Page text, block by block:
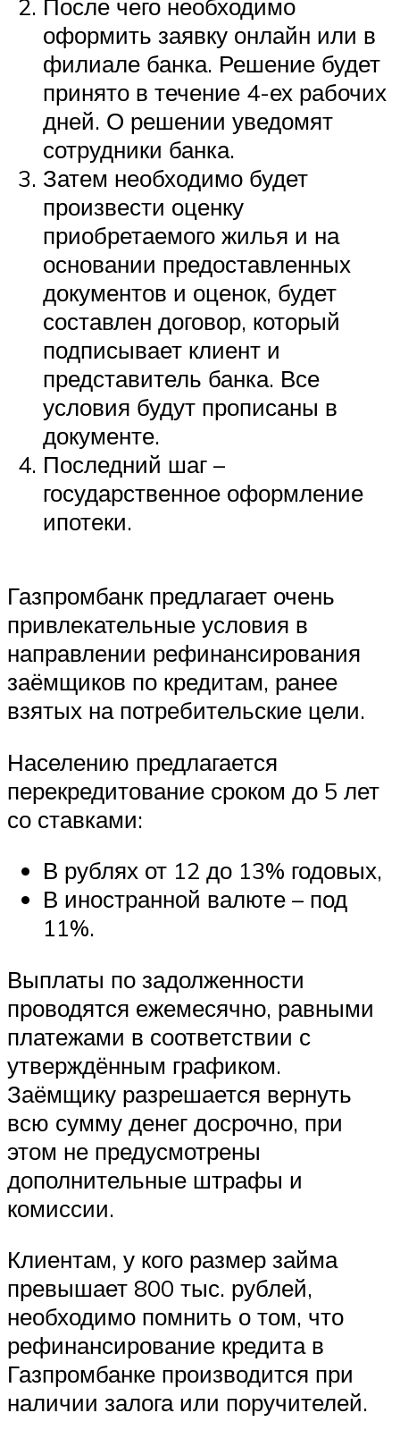
После чего необходимо
оформить заявку онлайн или в
филиале банка. Решение будет
принято в течение 4-ех рабочих
дней. О решении уведомят
сотрудники банка.
Затем необходимо будет
произвести оценку
приобретаемого жилья и на
основании предоставленных
документов и оценок, будет
составлен договор, который
подписывает клиент и
представитель банка. Все
условия будут прописаны в
документе.
Последний шаг –
государственное оформление
ипотеки.
Газпромбанк предлагает очень
привлекательные условия в
направлении рефинансирования
заёмщиков по кредитам, ранее
взятых на потребительские цели.
Населению предлагается
перекредитование сроком до 5 лет
со ставками:
В рублях от 12 до 13% годовых,
В иностранной валюте – под
11%.
Выплаты по задолженности
проводятся ежемесячно, равными
платежами в соответствии с
утверждённым графиком.
Заёмщику разрешается вернуть
всю сумму денег досрочно, при
этом не предусмотрены
дополнительные штрафы и
комиссии.
Клиентам, у кого размер займа
превышает 800 тыс. рублей,
необходимо помнить о том, что
рефинансирование кредита в
Газпромбанке производится при
наличии залога или поручителей.